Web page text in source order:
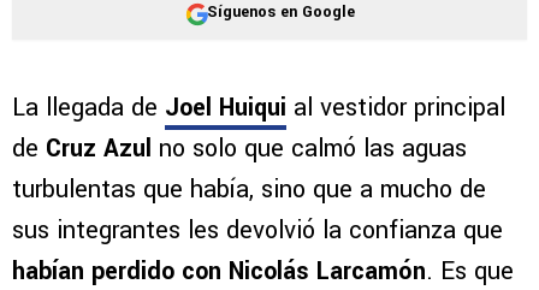
Síguenos en Google
La llegada de Joel Huiqui al vestidor principal
de Cruz Azul no solo que calmó las aguas
turbulentas que había, sino que a mucho de
sus integrantes les devolvió la confianza que
habían perdido con Nicolás Larcamón. Es que